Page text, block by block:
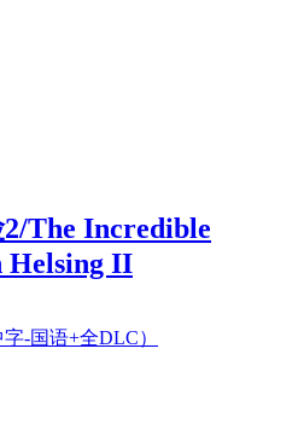
The Incredible
Helsing II